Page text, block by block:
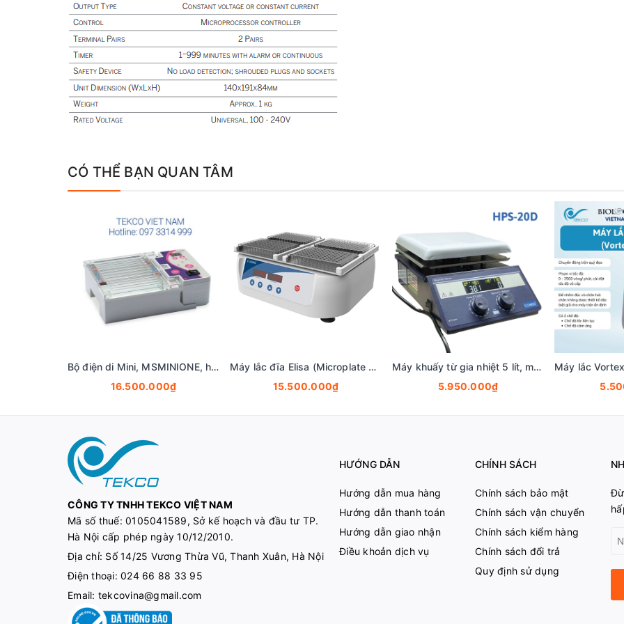
CÓ THỂ BẠN QUAN TÂM
Bộ điện di Mini, MSMINIONE, hãng Cleaver Scientific,
16.500.000₫
Máy lắc đĩa Elisa (Microplate Shaker), 200-1.500 vòng, model: MS15-4, hãng Fcombio-USA tekcovina
15.500.000₫
Máy khuấy từ gia nhiệt 5 lít, mâm nhiệt Ceramic, (Magnetic stirrer), Hãng Fcombio-USA
5.950.000₫
CÔNG TY TNHH TEKCO VIỆT NAM
Mã số thuế: 0105041589, Sở kế hoạch và đầu tư TP.
Hà Nội cấp phép ngày 10/12/2010.
Địa chỉ: Số 14/25 Vương Thừa Vũ, Thanh Xuân, Hà Nội
Điện thoại: 024 66 88 33 95
Email: tekcovina@gmail.com
HƯỚNG DẪN
Hướng dẫn mua hàng
Hướng dẫn thanh toán
Hướng dẫn giao nhận
Điều khoản dịch vụ
CHÍNH SÁCH
Chính sách bảo mật
Chính sách vận chuyển
Chính sách kiểm hàng
Chính sách đổi trả
Quy định sử dụng